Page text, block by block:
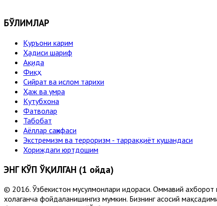
БЎЛИМЛАР
Қуръони карим
Ҳадиси шариф
Ақида
Фиқҳ
Сийрат ва ислом тарихи
Ҳаж ва умра
Кутубхона
Фатволар
Табобат
Аёллар саҳифаси
Экстремизм ва терроризм - тарраққиёт кушандаси
Хориждаги юртдошим
ЭНГ КЎП ЎҚИЛГАН (1 ойда)
© 2016. Ўзбекистон мусулмонлари идораси. Оммавий ахборот
хоҳлаганча фойдаланишингиз мумкин. Бизнинг асосий